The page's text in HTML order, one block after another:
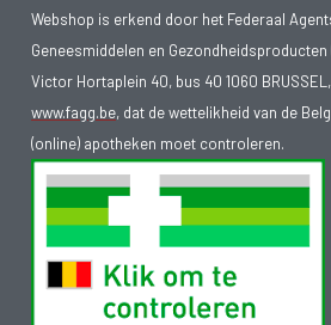
Webshop is erkend door het Federaal
Geneesmiddelen en Gezondheidsproducten
Victor Hortaplein 40, bus 40 1060 BRUSSEL,
www.fagg.be, dat de wettelikheid van de
(online) apotheken moet controleren.